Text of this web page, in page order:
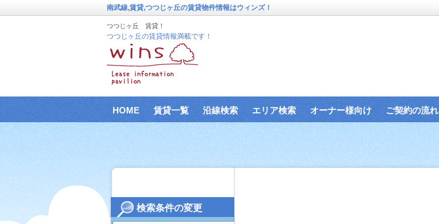
検索条件の変更
南武線,賃貸,つつじヶ丘の賃貸物件情報はウィンズ！
つつじヶ丘 賃貸！
つつじヶ丘の賃貸情報満載です！
HOME 賃貸一覧 沿線検索 エリア検索 オーナー様向け ご契約の流れ